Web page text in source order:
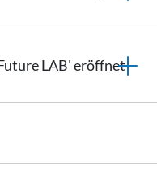
LAB' eröffnet